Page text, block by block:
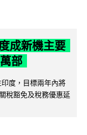
成新機主要
部
度，目標兩年內將
稅豁免及稅務優惠延